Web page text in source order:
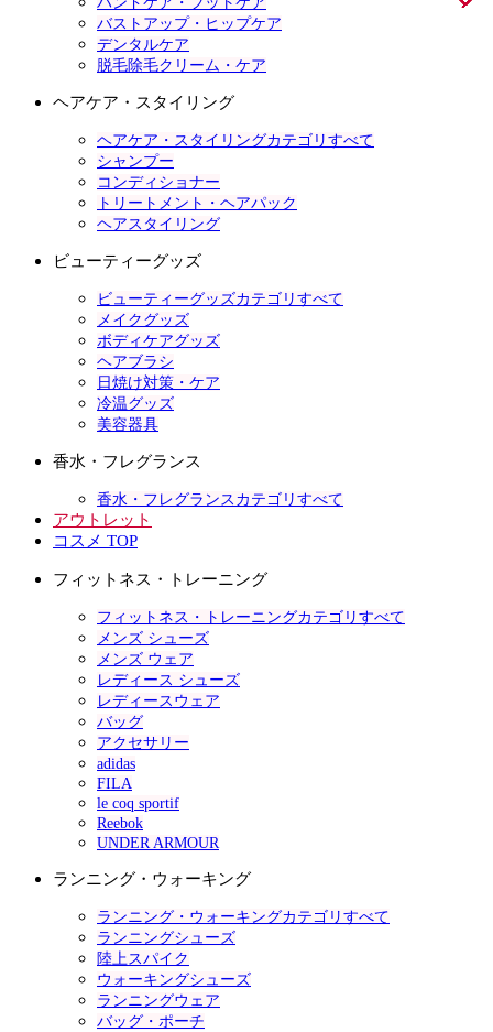
バストアップ・ヒップケア
デンタルケア
脱毛除毛クリーム・ケア
ヘアケア・スタイリング
ヘアケア・スタイリングカテゴリすべて
シャンプー
コンディショナー
トリートメント・ヘアパック
ヘアスタイリング
ビューティーグッズ
ビューティーグッズカテゴリすべて
メイクグッズ
ボディケアグッズ
ヘアブラシ
日焼け対策・ケア
冷温グッズ
美容器具
香水・フレグランス
香水・フレグランスカテゴリすべて
アウトレット
コスメ TOP
フィットネス・トレーニング
フィットネス・トレーニングカテゴリすべて
メンズ シューズ
メンズ ウェア
レディース シューズ
レディースウェア
バッグ
アクセサリー
adidas
FILA
le coq sportif
Reebok
UNDER ARMOUR
ランニング・ウォーキング
ランニング・ウォーキングカテゴリすべて
ランニングシューズ
陸上スパイク
ウォーキングシューズ
ランニングウェア
バッグ・ポーチ